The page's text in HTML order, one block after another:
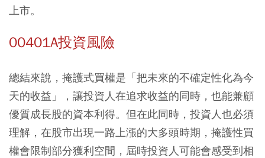
上市。
00401A投資風險
總結來說，掩護式買權是「把未來的不確定性化為今
天的收益」，讓投資人在追求收益的同時，也能兼顧
優質成長股的資本利得。但在此同時，投資人也必須
理解，在股市出現一路上漲的大多頭時期，掩護性買
權會限制部分獲利空間，屆時投資人可能會感受到相